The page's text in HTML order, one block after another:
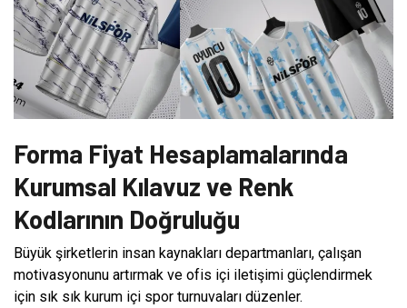
Forma Fiyat Hesaplamalarında
Kurumsal Kılavuz ve Renk
Kodlarının Doğruluğu
Büyük şirketlerin insan kaynakları departmanları, çalışan
motivasyonunu artırmak ve ofis içi iletişimi güçlendirmek
için sık sık kurum içi spor turnuvaları düzenler.